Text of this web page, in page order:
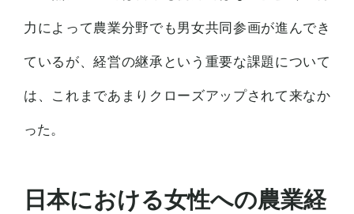
力によって農業分野でも男女共同参画が進んでき
ているが、経営の継承という重要な課題について
は、これまであまりクローズアップされて来なか
った。
日本における女性への農業経